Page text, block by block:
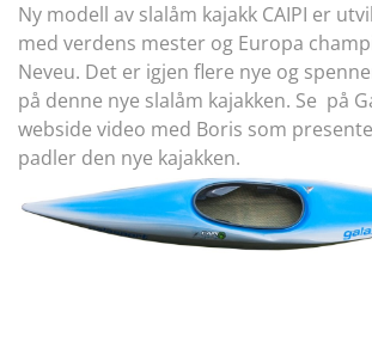
Ny modell av slalåm kajakk CAIPI er
med verdens mester og Europa
Neveu. Det er igjen flere nye og
på denne nye slalåm kajakken. Se på
webside video med Boris som
padler den nye kajakken.